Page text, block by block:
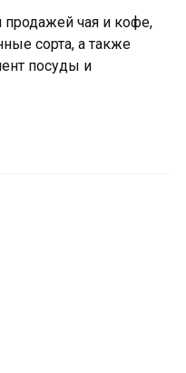
продажей чая и кофе,
сорта, а также
посуды и